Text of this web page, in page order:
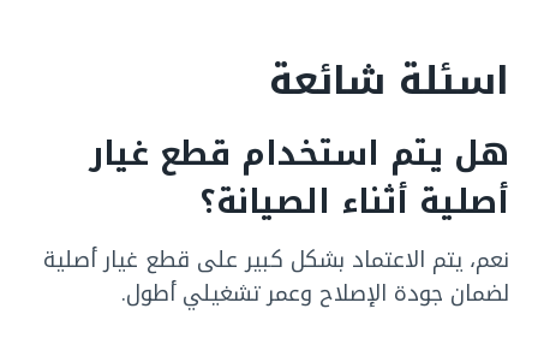
اسئلة شائعة
هل يتم استخدام قطع غيار
أصلية أثناء الصيانة؟
نعم، يتم الاعتماد بشكل كبير على قطع غيار أصلية
لضمان جودة الإصلاح وعمر تشغيلي أطول.